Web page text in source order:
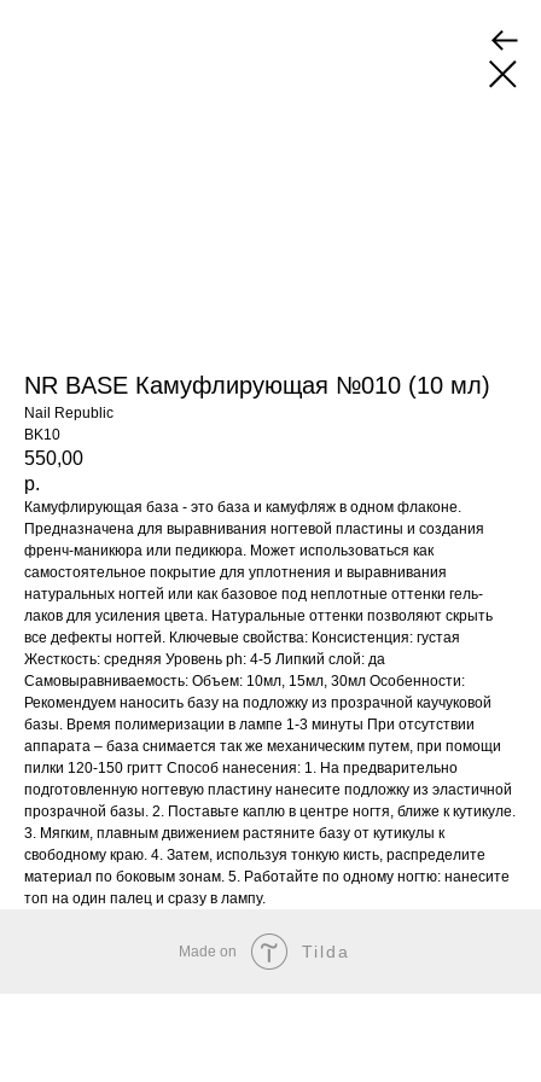
NR BASE Камуфлирующая №010 (10 мл)
Nail Republic
BK10
550,00
р.
Камуфлирующая база - это база и камуфляж в одном флаконе.
Предназначена для выравнивания ногтевой пластины и создания
френч-маникюра или педикюра. Может использоваться как
самостоятельное покрытие для уплотнения и выравнивания
натуральных ногтей или как базовое под неплотные оттенки гель-
лаков для усиления цвета. Натуральные оттенки позволяют скрыть
все дефекты ногтей. Ключевые свойства: Консистенция: густая
Жесткость: средняя Уровень ph: 4-5 Липкий слой: да
Самовыравниваемость: Объем: 10мл, 15мл, 30мл Особенности:
Рекомендуем наносить базу на подложку из прозрачной каучуковой
базы. Время полимеризации в лампе 1-3 минуты При отсутствии
аппарата – база снимается так же механическим путем, при помощи
пилки 120-150 гритт Способ нанесения: 1. На предварительно
подготовленную ногтевую пластину нанесите подложку из эластичной
прозрачной базы. 2. Поставьте каплю в центре ногтя, ближе к кутикуле.
3. Мягким, плавным движением растяните базу от кутикулы к
свободному краю. 4. Затем, используя тонкую кисть, распределите
материал по боковым зонам. 5. Работайте по одному ногтю: нанесите
топ на один палец и сразу в лампу.
Made on Tilda